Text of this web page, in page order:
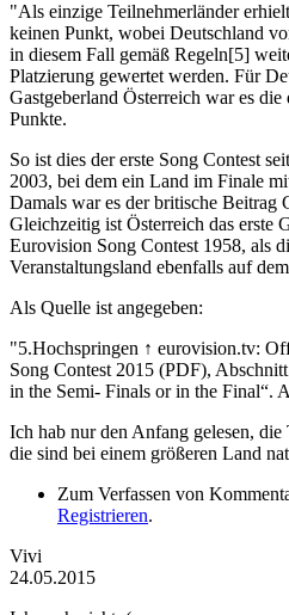
"Als einzige Teilnehmerländer
keinen Punkt, wobei Deutschland
in diesem Fall gemäß Regeln[5]
Platzierung gewertet werden. Für
Gastgeberland Österreich war es
Punkte.
So ist dies der erste Song Contest
2003, bei dem ein Land im Finale
Damals war es der britische Beitrag
Gleichzeitig ist Österreich das erste
Eurovision Song Contest 1958, als
Veranstaltungsland ebenfalls auf
Als Quelle ist angegeben:
"5.Hochspringen ↑ eurovision.tv:
Song Contest 2015 (PDF),
in the Semi- Finals or in the Final“.
Ich hab nur den Anfang gelesen, die
die sind bei einem größeren Land
Zum Verfassen von
Registrieren.
Vivi
24.05.2015